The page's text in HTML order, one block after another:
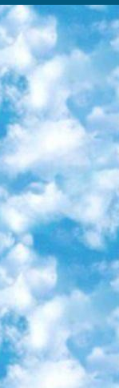
по классам, предметам и темам (урокам). Каждый урок состоит из видеолекций и конспектов. Есть также интерактивные тренажёры и тесты для закрепления пройденного материала. Даже если вы давно окончили школу, возможность повторить программу старших классов всегда может пригодиться. 9. Edutainme Ещё один ресурс об образовании. В отличие от Newtonew, как мне кажется, Edutainme больше ориентируется на представителей индустрии: педагогов, предпринимателей, разработчиков образовательных проектов. Но и любой, кто просто стремится к саморазвитию, найдёт на сайте много полезного и интересного для себя. Например, информацию о новых курсах и образовательных сервисах. 10. Newtonew Онлайн-медиа об образовании и обучении в широком смысле. Авторы Newtonew пишут об инструментах, заведениях, тактиках и стратегиях, которые помогают учить других и получать новые знания самостоятельно. На этой площадке вы найдёте новости, обзоры, аналитические мат